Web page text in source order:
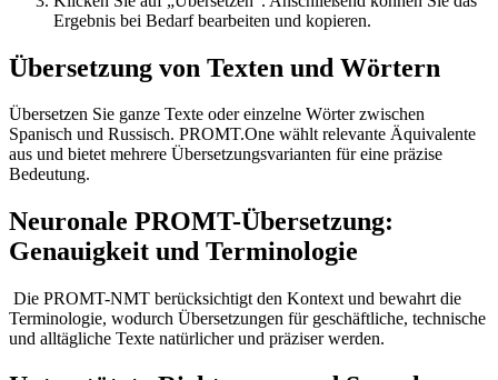
Ergebnis bei Bedarf bearbeiten und kopieren.
Übersetzung von Texten und Wörtern
Übersetzen Sie ganze Texte oder einzelne Wörter zwischen
Spanisch und Russisch. PROMT.One wählt relevante Äquivalente
aus und bietet mehrere Übersetzungsvarianten für eine präzise
Bedeutung.
Neuronale PROMT-Übersetzung:
Genauigkeit und Terminologie
Die PROMT-NMT berücksichtigt den Kontext und bewahrt die
Terminologie, wodurch Übersetzungen für geschäftliche, technische
und alltägliche Texte natürlicher und präziser werden.